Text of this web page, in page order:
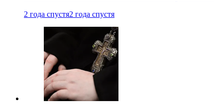
2 года спустя2 года спустя